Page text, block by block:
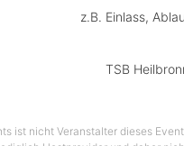
z.B. Einlass,
TSB
ist nicht Veranstalter dieses